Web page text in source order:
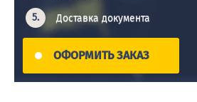
Доставка документа
ОФОРМИТЬ ЗАКАЗ